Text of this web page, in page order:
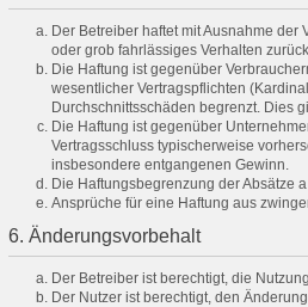
Der Betreiber haftet mit Ausnahme
oder grob fahrlässiges Verhalten
Die Haftung ist gegenüber
wesentlicher Vertragspflichten
Durchschnittsschäden begrenzt. Dies
Die Haftung ist gegenüber
Vertragsschluss typischerweise
insbesondere entgangenen Gewinn.
Die Haftungsbegrenzung der Absätze
Ansprüche für eine Haftung aus
6. Änderungsvorbehalt
Der Betreiber ist berechtigt, die
Der Nutzer ist berechtigt, den